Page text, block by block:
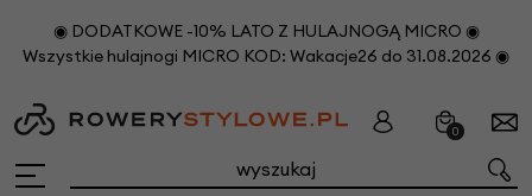
◉ DODATKOWE -10% LATO Z HULAJNOGĄ MICRO ◉
Wszystkie hulajnogi MICRO KOD: Wakacje26 do 31.08.2026 ◉
0